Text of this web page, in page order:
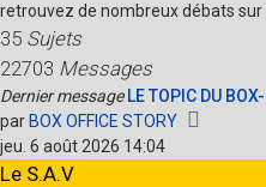
retrouvez de nombreux débats sur
35 Sujets
22703 Messages
Dernier message LE TOPIC DU
par BOX OFFICE STORY
jeu. 6 août 2026 14:04
Le S.A.V